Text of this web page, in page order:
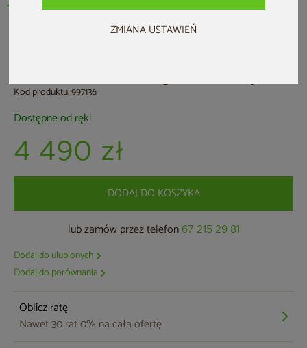
ZMIANA USTAWIEŃ
Kod produktu: 997136
Dostępne od ręki
4 490 zł
DODAJ DO KOSZYKA
lub zamów przez telefon 67 215 29 81
Dodaj do ulubionych
Dodaj do porównania
Oblicz ratę
Nawet 30 rat 0% na całą ofertę